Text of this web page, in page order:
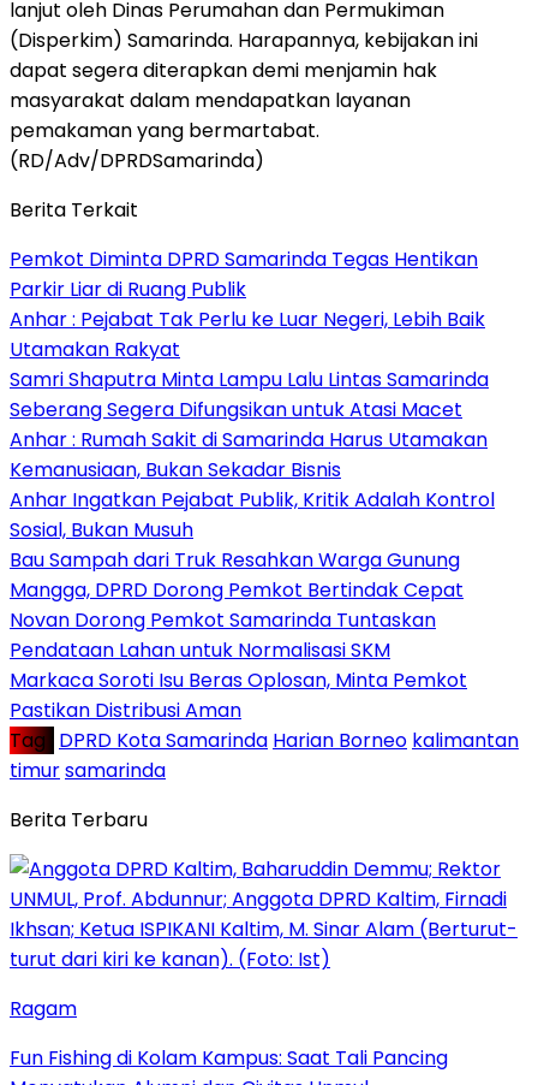
lanjut oleh Dinas Perumahan dan Permukiman
(Disperkim) Samarinda. Harapannya, kebijakan ini
dapat segera diterapkan demi menjamin hak
masyarakat dalam mendapatkan layanan
pemakaman yang bermartabat.
(RD/Adv/DPRDSamarinda)
Berita Terkait
Pemkot Diminta DPRD Samarinda Tegas Hentikan
Parkir Liar di Ruang Publik
Anhar : Pejabat Tak Perlu ke Luar Negeri, Lebih Baik
Utamakan Rakyat
Samri Shaputra Minta Lampu Lalu Lintas Samarinda
Seberang Segera Difungsikan untuk Atasi Macet
Anhar : Rumah Sakit di Samarinda Harus Utamakan
Kemanusiaan, Bukan Sekadar Bisnis
Anhar Ingatkan Pejabat Publik, Kritik Adalah Kontrol
Sosial, Bukan Musuh
Bau Sampah dari Truk Resahkan Warga Gunung
Mangga, DPRD Dorong Pemkot Bertindak Cepat
Novan Dorong Pemkot Samarinda Tuntaskan
Pendataan Lahan untuk Normalisasi SKM
Markaca Soroti Isu Beras Oplosan, Minta Pemkot
Pastikan Distribusi Aman
Tag : DPRD Kota Samarinda Harian Borneo kalimantan
timursamarinda
Berita Terbaru
Ragam
Fun Fishing di Kolam Kampus: Saat Tali Pancing